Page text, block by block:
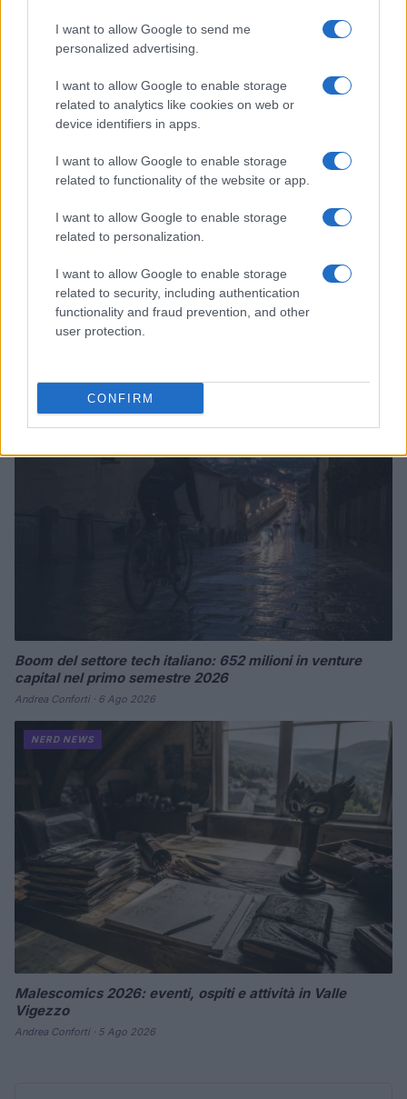
I want to allow Google to send me
personalized advertising.
I want to allow Google to enable storage
related to analytics like cookies on web or
device identifiers in apps.
I want to allow Google to enable storage
related to functionality of the website or app.
I want to allow Google to enable storage
related to personalization.
I want to allow Google to enable storage
related to security, including authentication
functionality and fraud prevention, and other
user protection.
CONFIRM
Continua a leggere
Pieve Comics 2026: tutto ciò che devi sapere sull’evento
Boom del settore tech italiano: 652 milioni in venture
capital nel primo semestre 2026
Andrea Conforti · 6 Ago 2026
NERD NEWS
Malescomics 2026: eventi, ospiti e attività in Valle
Vigezzo
Andrea Conforti · 5 Ago 2026